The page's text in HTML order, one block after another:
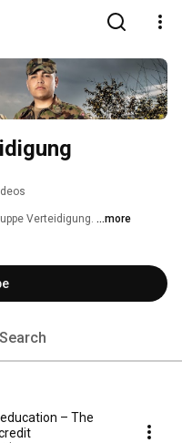
Verteidigung. ...more
Search
– The